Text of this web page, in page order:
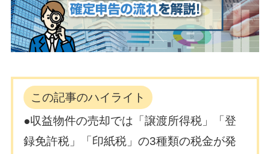
この記事のハイライト
●収益物件の売却では「譲渡所得税」「登
録免許税」「印紙税」の3種類の税金が発